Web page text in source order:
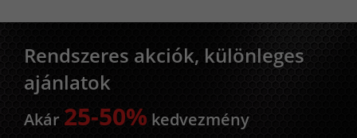
Rendszeres akciók, különleges
ajánlatok
Akár 25-50% kedvezmény